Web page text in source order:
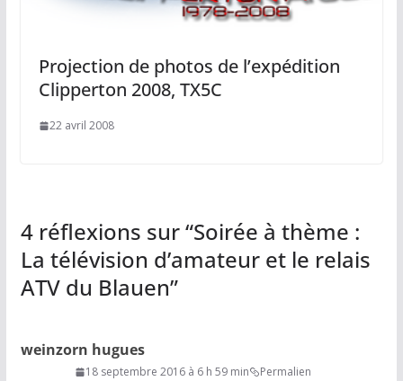
Projection de photos de l’expédition
Clipperton 2008, TX5C
22 avril 2008
4 réflexions sur “Soirée à thème :
La télévision d’amateur et le relais
ATV du Blauen”
weinzorn hugues
18 septembre 2016 à 6 h 59 min Permalien